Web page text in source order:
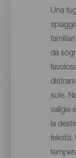
Una
da
sole.
valigie
la
felicità.